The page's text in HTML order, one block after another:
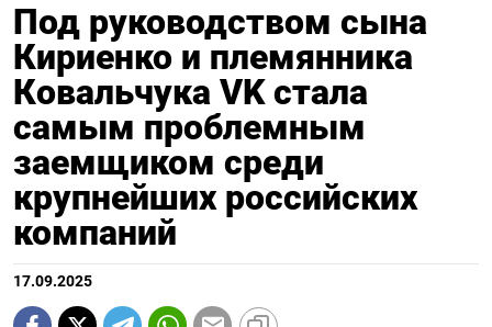
Под руководством сына
Кириенко и племянника
Ковальчука VK стала
самым проблемным
заемщиком среди
крупнейших российских
компаний
17.09.2025